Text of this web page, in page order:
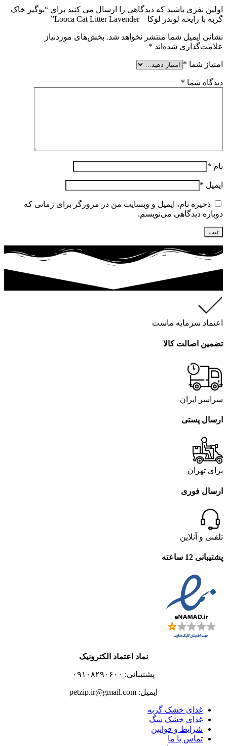
اولین نفری باشید که دیدگاهی را ارسال می کنید برای “بوگیر خاک
گربه با رایحه لوندر لوکا – Looca Cat Litter Lavender”
نشانی ایمیل شما منتشر نخواهد شد. بخش‌های موردنیاز
علامت‌گذاری شده‌اند *
امتیاز شما *
دیدگاه شما *
نام *
ایمیل *
ذخیره نام، ایمیل و وبسایت من در مرورگر برای زمانی که
دوباره دیدگاهی می‌نویسم.
اعتماد سرمایه ماست
تضمین اصالت کالا
سراسر ایران
ارسال پستی
برای تهران
ارسال فوری
تلفنی و آنلاین
پشتیبانی 12 ساعته
نماد اعتماد الکترونیک
پشتیبانی: ۰۹۱۰۸۲۹۰۶۰۰
ایمیل: petzip.ir@gmail.com
غذای خشک گربه
غذای خشک سگ
شرایط و قوانین
تماس با ما